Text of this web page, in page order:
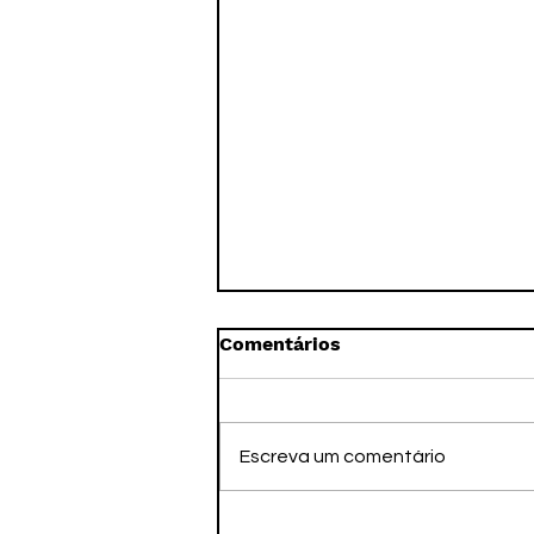
Comentários
Escreva um comentário